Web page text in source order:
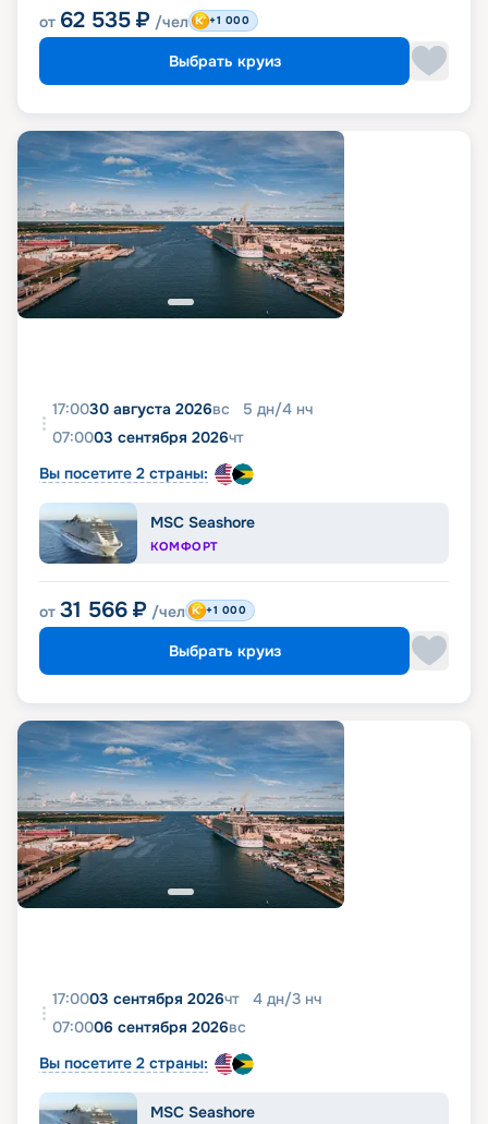
от 62 535 ₽ /чел +1 000
Выбрать круиз
17:0030 августа 2026вс 5 дн/4 нч
07:0003 сентября 2026чт
Вы посетите 2 страны:
MSC Seashore
КОМФОРТ
от 31 566 ₽ /чел +1 000
Выбрать круиз
17:0003 сентября 2026чт 4 дн/3 нч
07:0006 сентября 2026вс
Вы посетите 2 страны:
MSC Seashore